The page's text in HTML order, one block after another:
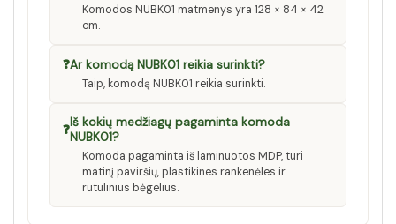
Komodos NUBK01 matmenys yra 128 × 84 × 42
cm.
❓Ar komodą NUBK01 reikia surinkti?
Taip, komodą NUBK01 reikia surinkti.
❓Iš kokių medžiagų pagaminta komoda
NUBK01?
Komoda pagaminta iš laminuotos MDP, turi
matinį paviršių, plastikines rankenėles ir
rutulinius bėgelius.